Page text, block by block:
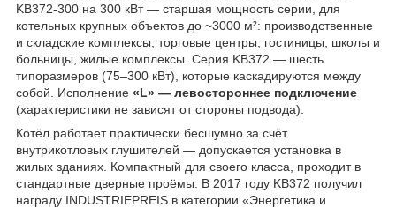
KB372-300 на 300 кВт — старшая мощность серии, для
котельных крупных объектов до ~3000 м²: производственные
и складские комплексы, торговые центры, гостиницы, школы и
больницы, жилые комплексы. Серия KB372 — шесть
типоразмеров (75–300 кВт), которые каскадируются между
собой. Исполнение «L» — левостороннее подключение
(характеристики не зависят от стороны подвода).
Котёл работает практически бесшумно за счёт
внутрикотловых глушителей — допускается установка в
жилых зданиях. Компактный для своего класса, проходит в
стандартные дверные проёмы. В 2017 году KB372 получил
награду INDUSTRIEPREIS в категории «Энергетика и